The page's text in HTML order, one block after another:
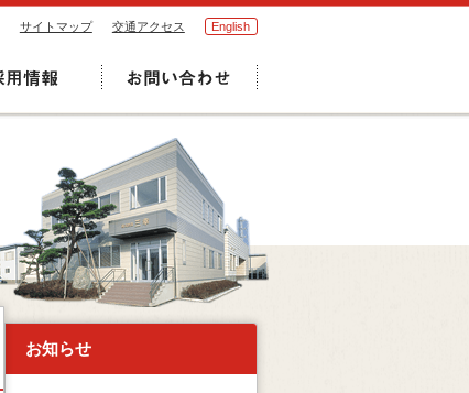
サイトマップ 交通アクセス English
お知らせ